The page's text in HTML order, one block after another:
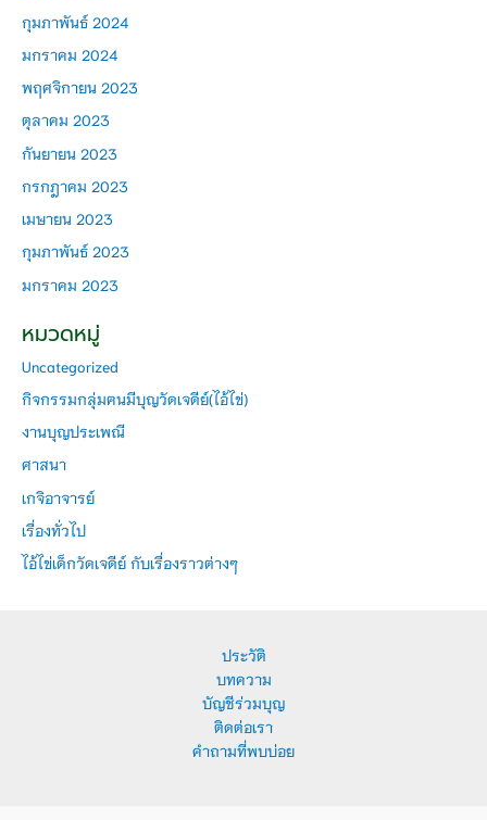
กุมภาพันธ์ 2024
มกราคม 2024
พฤศจิกายน 2023
ตุลาคม 2023
กันยายน 2023
กรกฎาคม 2023
เมษายน 2023
กุมภาพันธ์ 2023
มกราคม 2023
หมวดหมู่
Uncategorized
กิจกรรมกลุ่มฅนมีบุญวัดเจดีย์(ไอ้ไข่)
งานบุญประเพณี
ศาสนา
เกจิอาจารย์
เรื่องทั่วไป
ไอ้ไข่เด็กวัดเจดีย์ กับเรื่องราวต่างๆ
ประวัติ
บทความ
บัญชีร่วมบุญ
ติดต่อเรา
คำถามที่พบบ่อย